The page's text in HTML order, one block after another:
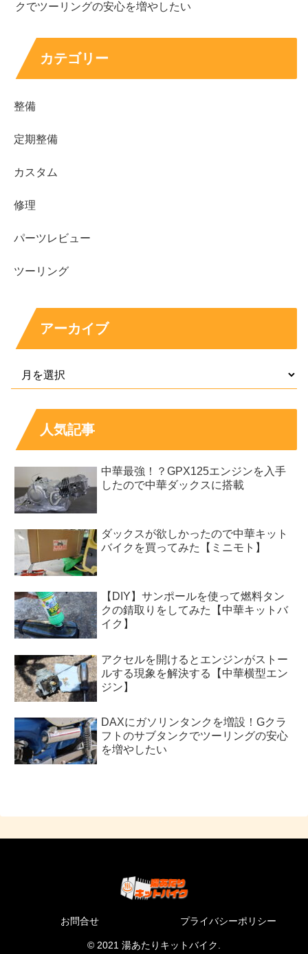
クでツーリングの安心を増やしたい
カテゴリー
整備
定期整備
カスタム
修理
パーツレビュー
ツーリング
アーカイブ
人気記事
中華最強！？GPX125エンジンを入手
したので中華ダックスに搭載
ダックスが欲しかったので中華キット
バイクを買ってみた【ミニモト】
【DIY】サンポールを使って燃料タン
クの錆取りをしてみた【中華キットバ
イク】
アクセルを開けるとエンジンがストー
ルする現象を解決する【中華横型エン
ジン】
DAXにガソリンタンクを増設！Gクラ
フトのサブタンクでツーリングの安心
を増やしたい
お問合せ プライバシーポリシー
© 2021 湯あたりキットバイク.